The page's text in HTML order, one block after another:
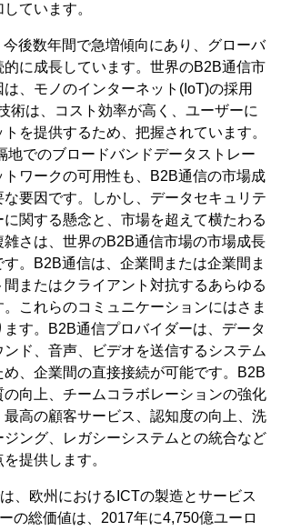
ています。
後数年間で急増傾向にあり、グローバ
的に成長しています。世界のB2B通信市
、モノのインターネット(IoT)の採用
術は、コスト効率が高く、ユーザーに
を提供するため、把握されています。
地でのブロードバンドデータストレー
トワークの可用性も、B2B通信の市場成
要因です。しかし、データセキュリテ
に関する懸念と、市場を超えて横たわる
さは、世界のB2B通信市場の市場成長
。B2B通信は、企業間または企業間ま
またはクライアント対抗するあらゆる
これらのコミュニケーションにはさま
ます。B2B通信プロバイダーは、データ
ンド、音声、ビデオを送信するシステム
め、企業間の直接接続が可能です。B2B
向上、チームコラボレーションの強化
最高の顧客サービス、認知度の向上、洗
ング、レガシーシステムとの統合など
提供します。
、欧州におけるICTの製造とサービス
の総価値は、2017年に4,750億ユーロ